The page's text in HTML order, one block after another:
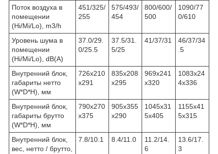
Поток воздуха в
помещении
(Hi/Mi/Lo), m3/h
451/325/
255
575/493/
454
800/600/
500
1090/77
0/610
Уровень шума в
помещении
(Hi/Mi/Lo), dB(A)
37.0/29.
0/25.5
37.5/31.
5/25
41/37/31
46/37/34
.5
Внутренний блок,
габариты нетто
(W*D*H), мм
726x210
x291
835x208
x295
969x241
x320
1083x24
4x336
Внутренний блок,
габариты брутто
(W*D*H), мм
790x270
x375
905x355
x290
1045x31
5x405
1155x41
5x315
Внутренний блок,
вес, нетто / брутто,
7.8/10.1 8.4/11.0
11.2/14.
6
13.6/17.
3